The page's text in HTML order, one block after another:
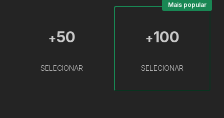
+50
SELECIONAR
+100
SELECIONAR
Mais popular